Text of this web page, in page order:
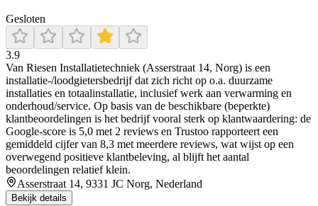
Gesloten
3.9
Van Riesen Installatietechniek (Asserstraat 14, Norg) is een
installatie-/loodgietersbedrijf dat zich richt op o.a. duurzame
installaties en totaalinstallatie, inclusief werk aan verwarming en
onderhoud/service. Op basis van de beschikbare (beperkte)
klantbeoordelingen is het bedrijf vooral sterk op klantwaardering: de
Google-score is 5,0 met 2 reviews en Trustoo rapporteert een
gemiddeld cijfer van 8,3 met meerdere reviews, wat wijst op een
overwegend positieve klantbeleving, al blijft het aantal
beoordelingen relatief klein.
Asserstraat 14, 9331 JC Norg, Nederland
Bekijk details